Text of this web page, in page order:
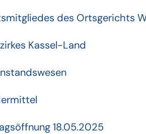
des Ortsgerichts
Kassel-Land
18.05.2025